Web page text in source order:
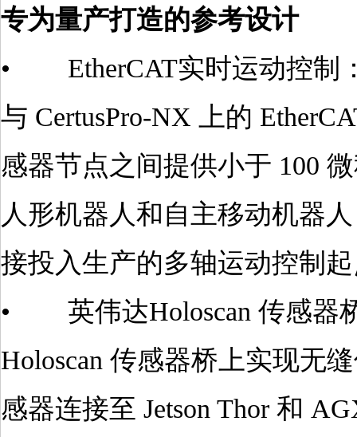
专为量产打造的参考设计
• EtherCAT实时运动控制：
与 CertusPro-NX 上的
感器节点之间提供小于 100
人形机器人和自主移动机器
接投入生产的多轴运动控制
• 英伟达Holoscan 传感器桥
Holoscan 传感器桥上实现无
感器连接至 Jetson Thor 和